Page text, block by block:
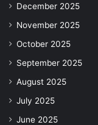
December 2025
November 2025
October 2025
September 2025
August 2025
July 2025
June 2025